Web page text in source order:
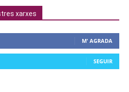
xarxes
M' AGRADA
SEGUIR